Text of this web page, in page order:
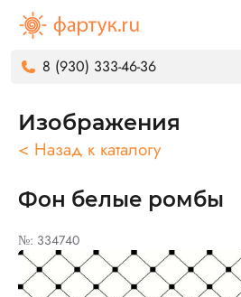
8 (930) 333-46-36
Изображения
< Назад к каталогу
Фон белые ромбы
№: 334740